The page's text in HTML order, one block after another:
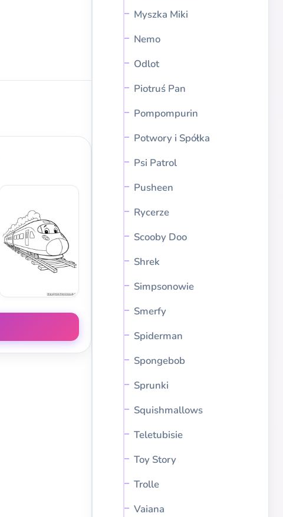
Myszka Miki
Nemo
Odlot
Piotruś Pan
Pompompurin
Potwory i Spółka
Psi Patrol
Pusheen
Rycerze
Scooby Doo
Shrek
Simpsonowie
Smerfy
Spiderman
Spongebob
Sprunki
Squishmallows
Teletubisie
Toy Story
Trolle
Vaiana